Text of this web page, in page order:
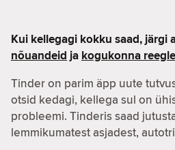
Kui kellegagi kokku saad, järgi
nõuandeid ja kogukonna
Tinder on parim äpp uute
otsid kedagi, kellega sul on
probleemi. Tinderis saad
lemmikumatest asjadest,